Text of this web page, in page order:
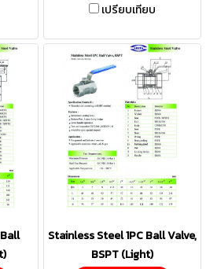
เปรียบเทียบ
Stainless Steel 1PC Ball Valve,
BSPT (Light)